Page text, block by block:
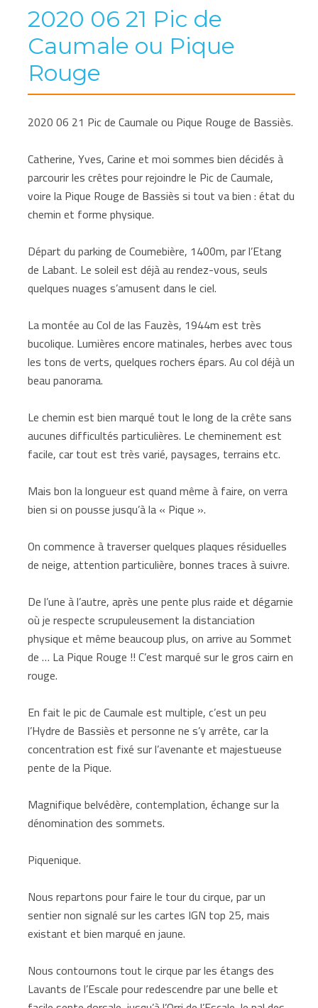
2020 06 21 Pic de
Caumale ou Pique
Rouge
2020 06 21 Pic de Caumale ou Pique Rouge de Bassiès.
Catherine, Yves, Carine et moi sommes bien décidés à
parcourir les crêtes pour rejoindre le Pic de Caumale,
voire la Pique Rouge de Bassiès si tout va bien : état du
chemin et forme physique.
Départ du parking de Coumebière, 1400m, par l’Etang
de Labant. Le soleil est déjà au rendez-vous, seuls
quelques nuages s’amusent dans le ciel.
La montée au Col de las Fauzès, 1944m est très
bucolique. Lumières encore matinales, herbes avec tous
les tons de verts, quelques rochers épars. Au col déjà un
beau panorama.
Le chemin est bien marqué tout le long de la crête sans
aucunes difficultés particulières. Le cheminement est
facile, car tout est très varié, paysages, terrains etc.
Mais bon la longueur est quand même à faire, on verra
bien si on pousse jusqu’à la « Pique ».
On commence à traverser quelques plaques résiduelles
de neige, attention particulière, bonnes traces à suivre.
De l’une à l’autre, après une pente plus raide et dégarnie
où je respecte scrupuleusement la distanciation
physique et même beaucoup plus, on arrive au Sommet
de … La Pique Rouge !! C’est marqué sur le gros cairn en
rouge.
En fait le pic de Caumale est multiple, c’est un peu
l’Hydre de Bassiès et personne ne s’y arrête, car la
concentration est fixé sur l’avenante et majestueuse
pente de la Pique.
Magnifique belvédère, contemplation, échange sur la
dénomination des sommets.
Piquenique.
Nous repartons pour faire le tour du cirque, par un
sentier non signalé sur les cartes IGN top 25, mais
existant et bien marqué en jaune.
Nous contournons tout le cirque par les étangs des
Lavants de l’Escale pour redescendre par une belle et